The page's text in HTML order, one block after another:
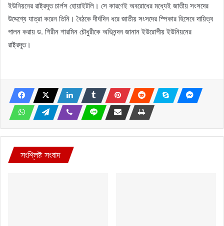
ইউনিয়নের রাষ্ট্রদূত চার্লস হোয়াইটলি। সে কারণেই অবরোধের মধ্যেই জাতীয় সংসদের
উদ্দেশ্যে যাত্রা করেন তিনি। বৈঠকে দীর্ঘদিন ধরে জাতীয় সংসদের স্পিকার হিসেবে দায়িত্ব
পালন করায় ড. শিরীন শারমিন চৌধুরীকে অভিনন্দন জানান ইউরোপীয় ইউনিয়নের
রাষ্ট্রদূত।
সংশ্লিষ্ট সংবাদ